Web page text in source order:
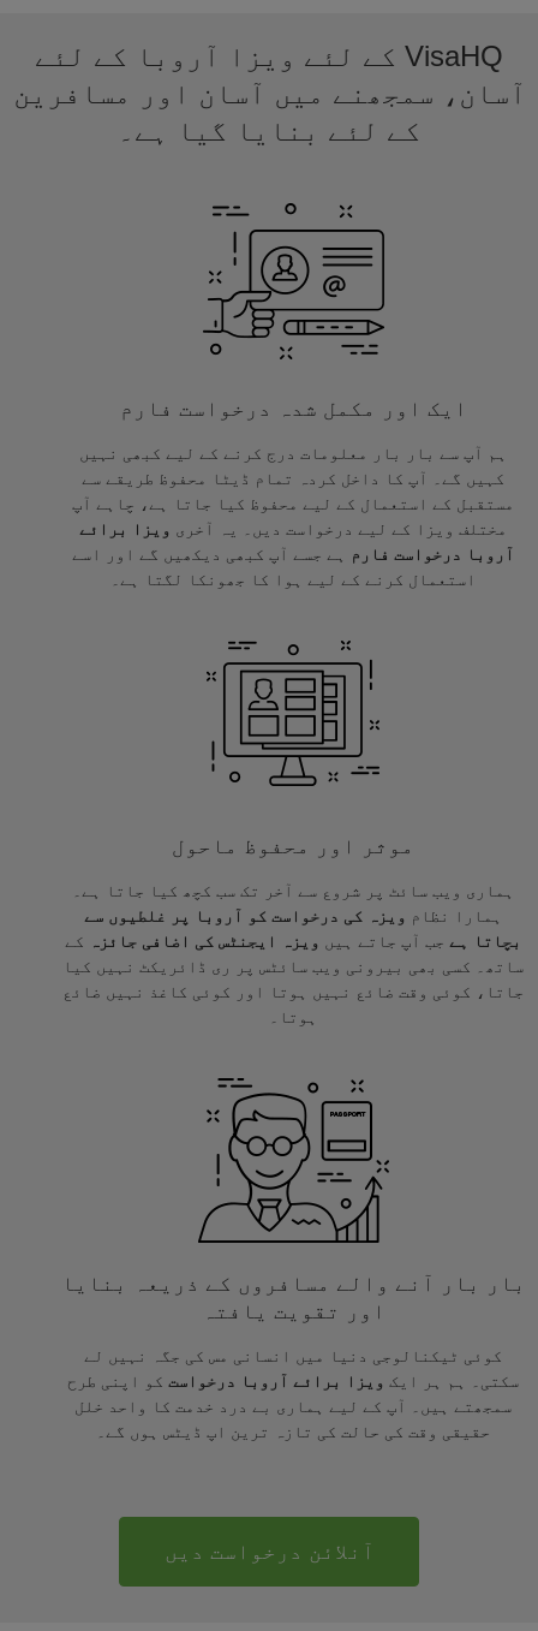
VisaHQ کے لئے ویزا آروبا کے لئے
آسان، سمجھنے میں آسان اور مسافرین
کے لئے بنایا گیا ہے۔
ایک اور مکمل شدہ درخواست فارم
ہم آپ سے بار بار معلومات درج کرنے کے لیے کبھی نہیں
کہیں گے۔ آپ کا داخل کردہ تمام ڈیٹا محفوظ طریقے سے
مستقبل کے استعمال کے لیے محفوظ کیا جاتا ہے، چاہے آپ
مختلف ویزا کے لیے درخواست دیں۔ یہ آخری ویزا برائے
آروبا درخواست فارم
ہے جسے آپ کبھی دیکھیں گے اور اسے
استعمال کرنے کے لیے ہوا کا جھونکا لگتا ہے۔
موثر اور محفوظ ماحول
ہماری ویب سائٹ پر شروع سے آخر تک سب کچھ کیا جاتا ہے۔
ہمارا نظام ویزہ کی درخواست کو آروبا پر غلطیوں سے
بچاتا ہے جب آپ جاتے ہیں ویزہ ایجنٹس کی اضافی جائزہ
کے
ساتھ۔ کسی بھی بیرونی ویب سائٹس پر ری ڈائریکٹ نہیں کیا
جاتا، کوئی وقت ضائع نہیں ہوتا اور کوئی کاغذ نہیں ضائع
ہوتا۔
بار بار آنے والے مسافروں کے ذریعہ بنایا
اور تقویت یافتہ
کوئی ٹیکنالوجی دنیا میں انسانی مس کی جگہ نہیں لے
سکتی۔ ہم ہر ایک ویزا برائے آروبا درخواست کو اپنی طرح
سمجھتے ہیں۔ آپ کے لیے ہماری بے درد خدمت کا واحد خلل
حقیقی وقت کی حالت کی تازہ ترین اپ ڈیٹس ہوں گے۔
آنلائن درخواست دیں